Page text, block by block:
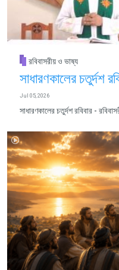
রবিবাসরীয় ও ভাষ্য
সাধারণকালের চতুর্দশ
Jul 05, 2026
সাধারণকালের চতুর্দশ রবিবার -